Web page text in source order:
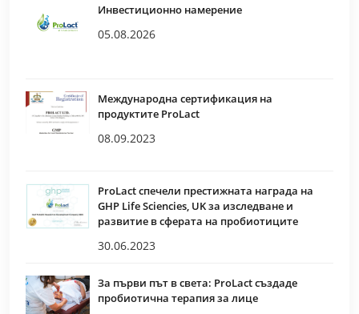
Инвестиционно намерение
05.08.2026
Международна сертификация на
продуктите ProLact
08.09.2023
ProLact спечели престижната награда на
GHP Life Sciencies, UK за изследване и
развитие в сферата на пробиотиците
30.06.2023
За първи път в света: ProLact създаде
пробиотична терапия за лице